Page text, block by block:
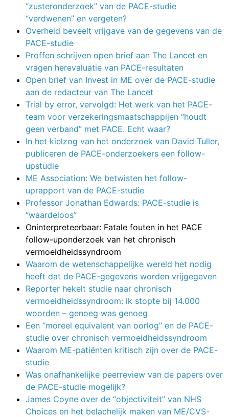
“zusteronderzoek” van de PACE-studie
“verdwenen” en vergeten?
Overheid beveelt vrijgave van de gegevens van de
PACE-studie
Proffen schrijven open brief aan The Lancet en
vragen herevaluatie van PACE-resultaten
Open brief van Invest in ME over de PACE-studie
aan de redacteur van The Lancet
Trial by error, vervolgd: Het werk van het PACE-
team voor verzekeringsmaatschappijen “houdt
geen verband” met PACE. Echt waar?
In het kielzog van het onderzoek van David Tuller,
publiceren de PACE-onderzoekers een follow-
upstudie
ME Association: We betwisten het follow-
uprapport van de PACE-studie
Professor Jonathan Edwards: PACE-studie is
“waardeloos”
Oninterpreteerbaar: Fatale fouten in het PACE
follow-uponderzoek van het chronisch
vermoeidheidssyndroom
Waarom de wetenschappelijke wereld het nodig
heeft dat de PACE-gegevens worden vrijgegeven
Reporter hekelt studie naar chronisch
vermoeidheidssyndroom: ik stopte bij 14.000
woorden – genoeg was genoeg
Een “moreel equivalent van oorlog” en de PACE-
studie over chronisch vermoeidheidssyndroom
Waarom ME-patiënten kritisch zijn over de PACE-
studie
Was onafhankelijke peerreview van de papers over
de PACE-studie mogelijk?
James Coyne over de “objectiviteit” van NHS
Choices en het belachelijk maken van ME/CVS-